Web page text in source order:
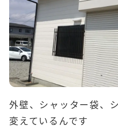
外壁、シャッター袋、
変えているんです